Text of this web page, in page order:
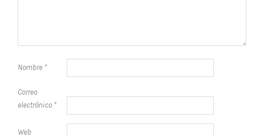
Nombre *
Correo
electrónico *
Web